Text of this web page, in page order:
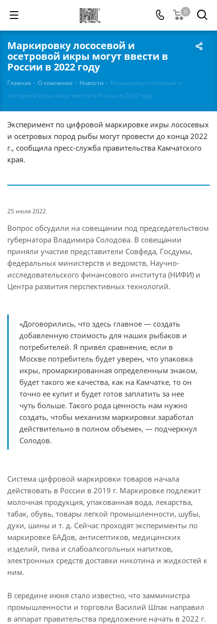
0
Маркировку лососевой и
осетровой икры могут ввести в
России в 2022 году
Главная - О компании - Новости - Маркировку лососевой и
осетровой икры могут ввести в России в 2022 году
Эксперимент по цифровой маркировке икры лососевых
и осетровых пород рыбы могут провести до конца 2022
г., сообщила пресс-служба правительства Камчатского
края.
25 июля 2022
Вопрос обсудили на совещании под председательством
губернатора Владимира Солодова. В совещании
приняли участие представители Совфеда, Госдумы,
федеральных министерств и ведомств, Научно-
исследовательского финансового института (НИФИ) и
Центра развития перспективных технологий.
«Договорились, что здесь главное — создать
добавленную стоимость для наших рыбаков и
потребителей. Я привёл сравнение, если в
Москве потребитель будет уверен, что упаковка
икры, промаркированная определенным знаком,
будет такого же качества, как на Камчатке, то он
точно ее купит и будет готов заплатить за нее
чуть больше. Такого рода ценность нам нужно
создать, чтобы механизм маркировки заработал
действительно в полном объеме», — подчеркнул
Солодов.
Система цифровой маркировки товаров начала
действовать в России в 2019 г. Маркировке подлежит
молочная продукция, упакованная вода, лекарства,
табак, обувь, товары легкой промышленности, шубы,
духи, шины и т. д. Сейчас проходят эксперименты по
маркировке БАДов, антисептиков, медицинских
изделий, пива и слабоалкогольных напитков,
электронных средств доставки никотина и жидкостей к
ним.
В середине июня стало известно, что замминистра
промышленности и торговли Василий Шпак направил
в аппарат правительства предложение начать в 2022 г.